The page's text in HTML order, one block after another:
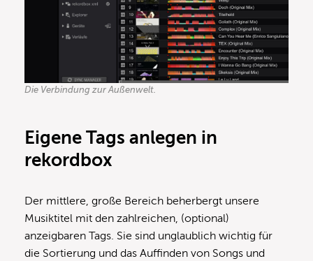
Die Verbindung zur Außenwelt.
Eigene Tags anlegen in
rekordbox
Der mittlere, große Bereich beherbergt unsere
Musiktitel mit den zahlreichen, (optional)
anzeigbaren Tags. Sie sind unglaublich wichtig für
die Sortierung und das Auffinden von Songs und